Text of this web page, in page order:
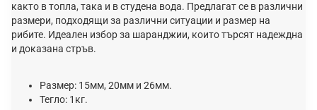
както в топла, така и в студена вода. Предлагат се в различни
размери, подходящи за различни ситуации и размер на
рибите. Идеален избор за шаранджии, които търсят надеждна
и доказана стръв.
Размер: 15мм, 20мм и 26мм.
Тегло: 1кг.